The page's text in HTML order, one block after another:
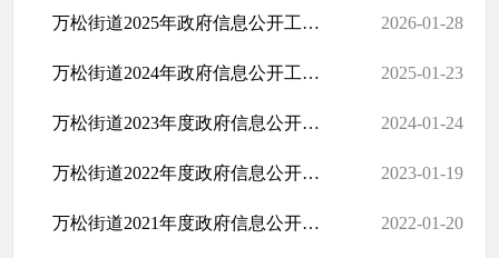
万松街道2025年政府信息公开工作年度报告 2026-01-28
万松街道2024年政府信息公开工作年度报告 2025-01-23
万松街道2023年度政府信息公开工作年度报告 2024-01-24
万松街道2022年度政府信息公开工作年度报告 2023-01-19
万松街道2021年度政府信息公开工作年度报告 2022-01-20